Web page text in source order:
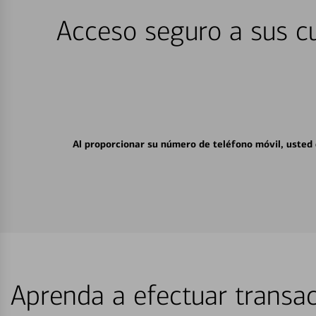
Acceso seguro a sus
Al proporcionar su número de teléfono móvil,
Aprenda a efectuar